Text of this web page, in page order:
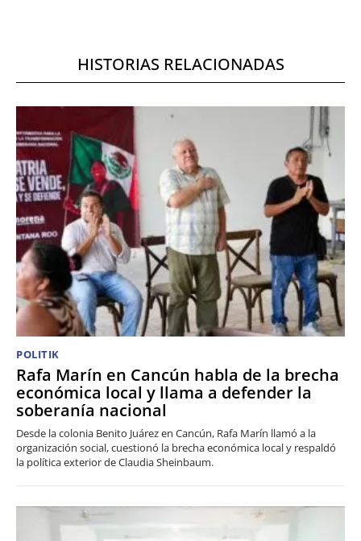
HISTORIAS RELACIONADAS
POLITIK
Rafa Marín en Cancún habla de la brecha
económica local y llama a defender la
soberanía nacional
Desde la colonia Benito Juárez en Cancún, Rafa Marín llamó a la
organización social, cuestionó la brecha económica local y respaldó
la política exterior de Claudia Sheinbaum.